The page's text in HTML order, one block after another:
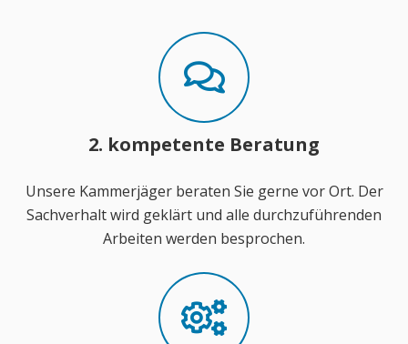
2. kompetente Beratung
Unsere Kammerjäger beraten Sie gerne vor Ort. Der
Sachverhalt wird geklärt und alle durchzuführenden
Arbeiten werden besprochen.